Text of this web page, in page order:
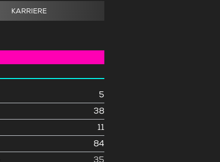
KARRIERE
5
38
11
84
35